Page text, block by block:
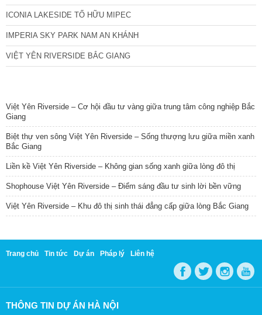
ICONIA LAKESIDE TỐ HỮU MIPEC
IMPERIA SKY PARK NAM AN KHÁNH
VIỆT YÊN RIVERSIDE BẮC GIANG
Việt Yên Riverside – Cơ hội đầu tư vàng giữa trung tâm công nghiệp Bắc
Giang
Biệt thự ven sông Việt Yên Riverside – Sống thượng lưu giữa miền xanh
Bắc Giang
Liền kề Việt Yên Riverside – Không gian sống xanh giữa lòng đô thị
Shophouse Việt Yên Riverside – Điểm sáng đầu tư sinh lời bền vững
Việt Yên Riverside – Khu đô thị sinh thái đẳng cấp giữa lòng Bắc Giang
Trang chủ Tin tức Dự án Pháp lý Liên hệ
THÔNG TIN DỰ ÁN HÀ NỘI